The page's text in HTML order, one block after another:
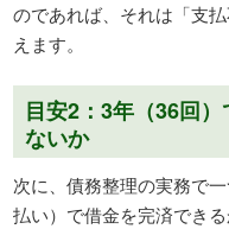
のであれば、それは「支
えます。
目安2：3年（36回
ないか
次に、債務整理の実務で
払い）で借金を完済でき